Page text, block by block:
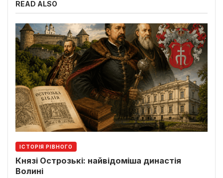
READ ALSO
ІСТОРІЯ РІВНОГО
Князі Острозькі: найвідоміша династія
Волині